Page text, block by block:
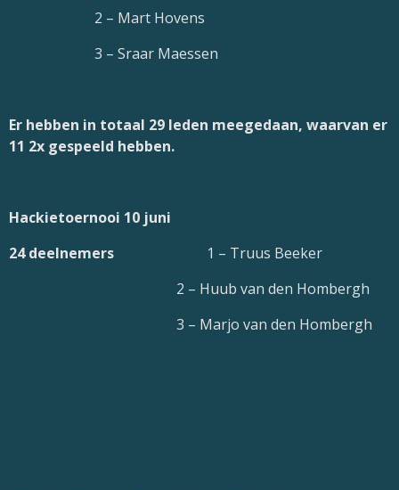
2 – Mart Hovens
3 – Sraar Maessen
Er hebben in totaal 29 leden meegedaan, waarvan er
11 2x gespeeld hebben.
Hackietoernooi 10 juni
24 deelnemers 1 – Truus Beeker
2 – Huub van den Hombergh
3 – Marjo van den Hombergh